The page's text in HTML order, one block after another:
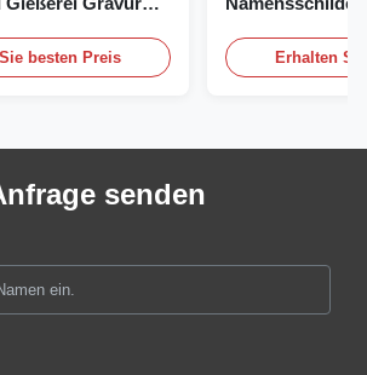
besten Preis
Logo
Erhalten
senden